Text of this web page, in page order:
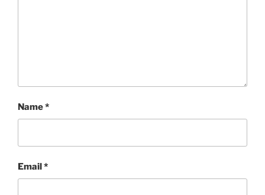
Name*
Email*